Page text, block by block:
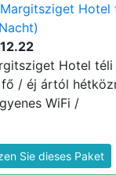
Hotel
Hotel
fő / éj ártól
WiFi /
Sie dieses Paket